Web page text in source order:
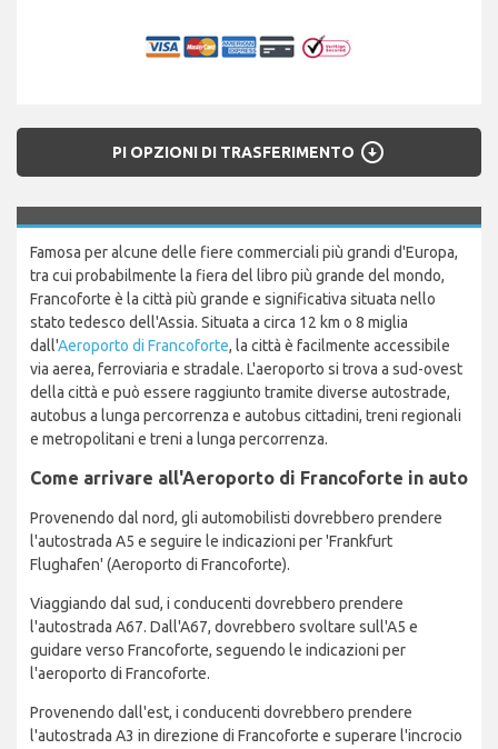
PI OPZIONI DI TRASFERIMENTO arrow_circle_down
Famosa per alcune delle fiere commerciali più grandi d'Europa,
tra cui probabilmente la fiera del libro più grande del mondo,
Francoforte è la città più grande e significativa situata nello
stato tedesco dell'Assia. Situata a circa 12 km o 8 miglia
dall'Aeroporto di Francoforte, la città è facilmente accessibile
via aerea, ferroviaria e stradale. L'aeroporto si trova a sud-ovest
della città e può essere raggiunto tramite diverse autostrade,
autobus a lunga percorrenza e autobus cittadini, treni regionali
e metropolitani e treni a lunga percorrenza.
Come arrivare all'Aeroporto di Francoforte in auto
Provenendo dal nord, gli automobilisti dovrebbero prendere
l'autostrada A5 e seguire le indicazioni per 'Frankfurt
Flughafen' (Aeroporto di Francoforte).
Viaggiando dal sud, i conducenti dovrebbero prendere
l'autostrada A67. Dall'A67, dovrebbero svoltare sull'A5 e
guidare verso Francoforte, seguendo le indicazioni per
l'aeroporto di Francoforte.
Provenendo dall'est, i conducenti dovrebbero prendere
l'autostrada A3 in direzione di Francoforte e superare l'incrocio